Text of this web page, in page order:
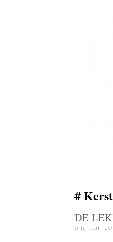
Kerst
DE
5 januari